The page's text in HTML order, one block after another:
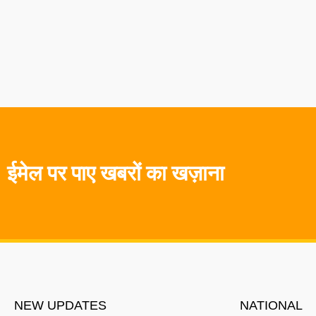
ईमेल पर पाए खबरों का खज़ाना
NEW UPDATES NATIONAL